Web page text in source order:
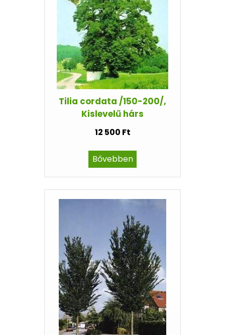
Tilia cordata /150-200/,
Kislevelű hárs
12 500 Ft
Bővebben